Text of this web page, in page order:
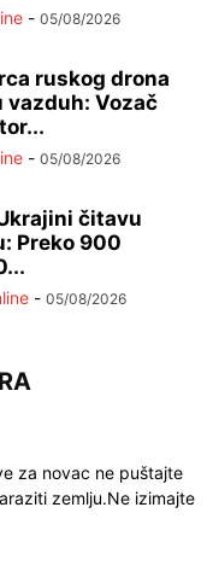
- 05/08/2026
ruskog drona
vazduh: Vozač
- 05/08/2026
čitavu
Preko 900
- 05/08/2026
za novac ne puštajte
zemlju.Ne izimajte